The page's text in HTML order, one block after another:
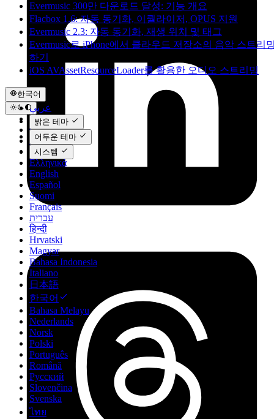
Evermusic 300만 다운로드 달성: 기능 개요
Flacbox 1.6: 자동 동기화, 이퀄라이저, OPUS 지원
Evermusic 2.3: 자동 동기화, 재생 위치 및 태그
Evermusic로 iPhone에서 클라우드 저장소의 음악 스트리
하기
iOS AVAssetResourceLoader를 활용한 오디오 스트리밍
한국어
عربي
Català
Čeština
Dansk
Deutsch
Ελληνικά
English
Español
Suomi
Français
עברית
हिन्दी
Hrvatski
Magyar
Bahasa Indonesia
Italiano
日本語
한국어
Bahasa Melayu
Nederlands
Norsk
Polski
Português
Română
Русский
Slovenčina
Svenska
ไทย
밝은 테마
어두운 테마
시스템